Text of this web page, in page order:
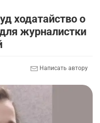
ходатайство о
журналистки
Написать автору